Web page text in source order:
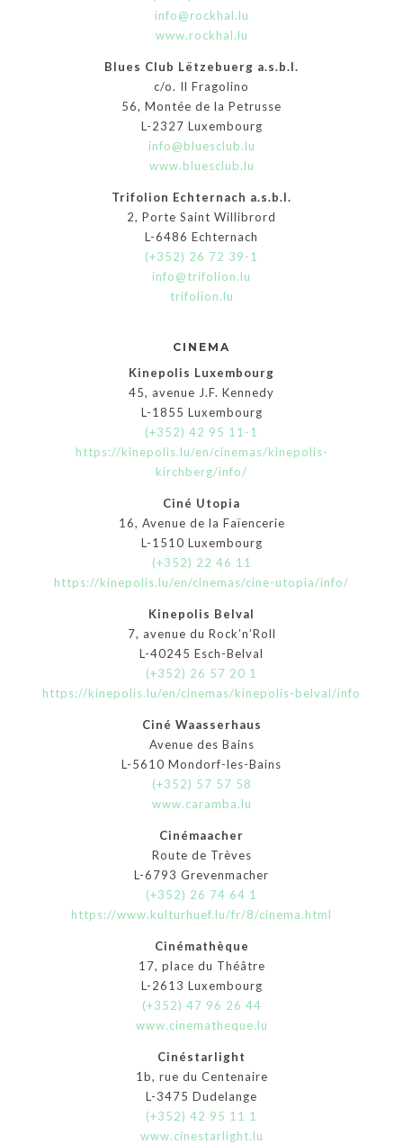
info@rockhal.lu
www.rockhal.lu
Blues Club Lëtzebuerg a.s.b.l.
c/o. Il Fragolino
56, Montée de la Petrusse
L-2327 Luxembourg
info@bluesclub.lu
www.bluesclub.lu
Trifolion Echternach a.s.b.l.
2, Porte Saint Willibrord
L-6486 Echternach
(+352) 26 72 39-1
info@trifolion.lu
trifolion.lu
CINEMA
Kinepolis Luxembourg
45, avenue J.F. Kennedy
L-1855 Luxembourg
(+352) 42 95 11-1
https://kinepolis.lu/en/cinemas/kinepolis-
kirchberg/info/
Ciné Utopia
16, Avenue de la Faïencerie
L-1510 Luxembourg
(+352) 22 46 11
https://kinepolis.lu/en/cinemas/cine-utopia/info/
Kinepolis Belval
7, avenue du Rock’n’Roll
L-40245 Esch-Belval
(+352) 26 57 20 1
https://kinepolis.lu/en/cinemas/kinepolis-belval/info
Ciné Waasserhaus
Avenue des Bains
L-5610 Mondorf-les-Bains
(+352) 57 57 58
www.caramba.lu
Cinémaacher
Route de Trèves
L-6793 Grevenmacher
(+352) 26 74 64 1
https://www.kulturhuef.lu/fr/8/cinema.html
Cinémathèque
17, place du Théâtre
L-2613 Luxembourg
(+352) 47 96 26 44
www.cinematheque.lu
Cinéstarlight
1b, rue du Centenaire
L-3475 Dudelange
(+352) 42 95 11 1
www.cinestarlight.lu